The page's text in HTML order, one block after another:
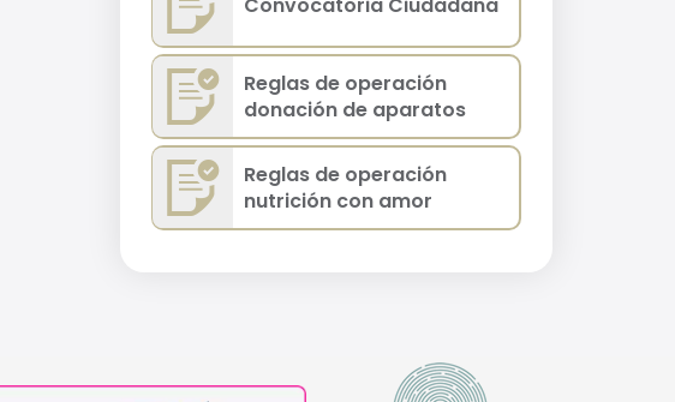
Reglas de operación
donación de aparatos
Reglas de operación
nutrición con amor